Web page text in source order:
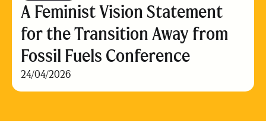
A Feminist Vision Statement
for the Transition Away from
Fossil Fuels Conference
24/04/2026